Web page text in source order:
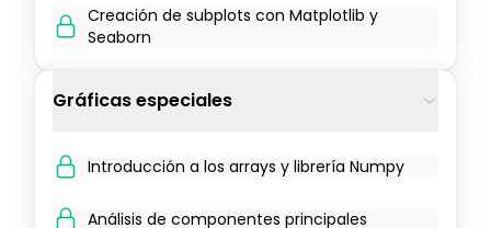
Creación de subplots con Matplotlib y
Seaborn
Gráficas especiales
Introducción a los arrays y librería Numpy
Análisis de componentes principales